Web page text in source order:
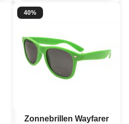
40%
Zonnebrillen Wayfarer